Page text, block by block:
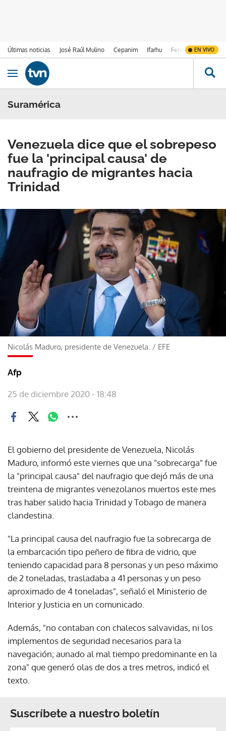
Últimas noticias José Raúl Mulino Cepanim Ifarhu Fenómeno de El
EN VIVO
Ir al contenido
Obrir navegació
Suramérica
Venezuela dice que el sobrepeso
fue la 'principal causa' de
naufragio de migrantes hacia
Trinidad
Nicolás Maduro, presidente de Venezuela. / EFE
Afp
25 de diciembre 2020 - 18:48
El gobierno del presidente de Venezuela, Nicolás
Maduro, informó este viernes que una "sobrecarga" fue
la "principal causa" del naufragio que dejó más de una
treintena de migrantes venezolanos muertos este mes
tras haber salido hacia Trinidad y Tobago de manera
clandestina.
"La principal causa del naufragio fue la sobrecarga de
la embarcación tipo peñero de fibra de vidrio, que
teniendo capacidad para 8 personas y un peso máximo
de 2 toneladas, trasladaba a 41 personas y un peso
aproximado de 4 toneladas", señaló el Ministerio de
Interior y Justicia en un comunicado.
Además, "no contaban con chalecos salvavidas, ni los
implementos de seguridad necesarios para la
navegación; aunado al mal tiempo predominante en la
zona" que generó olas de dos a tres metros, indicó el
texto.
Suscríbete a nuestro boletín